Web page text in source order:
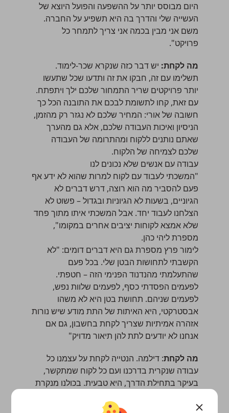
היום מבוסס יותר על ההשפעה והפועל היוצא של
העשייה שלי והדרך בה היא תשפיע על החברה.
משם אני מבין בכמה אני צריך לתמחר כל
פרויקט".
מה לקחת: יש דבר כזה שנקרא שכר-לימוד.
תשלימו עם זה, חבקו את זה ותדעו שכל שתעשו
יותר פרויקטים שריר התמחור שלכם ילך ויתפתח.
עם זאת, קחו לתשומת לבכם את התובנה הכל כך
חשובה של אורי: המחיר שלכם לא נגזר רק מהזמן,
הניסיון ואיכות העבודה שלכם, אלא גם מהערך
שאתם נותנים ללקוח ומהתרומה של העבודה
שלכם לצמיחה של הלקוח.
עבודה עם אנשים שלא נכונים לנו
"המשכתי לעבוד עם לקוח למרות שהוא לא ידע אף
פעם להסביר מה הוא רוצה, דרש דברים לא
הגיוניים, בשעות לא הגיוניות ובגדול – פשוט לא
הצלחנו לעבוד יחד. אבל המשכתי איתו מתוך פחד
שלא אמצא לקוחות יציבים אחרים במקומו",
מספרת ליהי כהן.
לימור פרץ מספרת גם היא דברים דומים: "לא
הקשבתי לתחושות הבטן שלי. בכל פעם
שהתעלמתי מהנדנוד הפנימי הזה – חטפתי.
לפעמים הפסדתי כסף, לפעמים שלוות נפש,
לפעמים שניהם. תחושת בטן היא לא משהו
אבסטרקטי, היא האיתות של התת מודע שיש נורות
אזהרה אמיתיות שצריך לקחת בחשבון, גם אם
אנחנו לא יודעים לתת להן תיאור מדויק"
מה לקחת: דילמה. הנטייה לקחת על עצמנו כל
עבודה שנקרית בדרכנו ועם כל לקוח שמתקשר,
בעיקר בתחילת הדרך, היא טבעית. בכולנו מנקרת
איפה אנחנו משאירים את הנשמה שלנו בצד